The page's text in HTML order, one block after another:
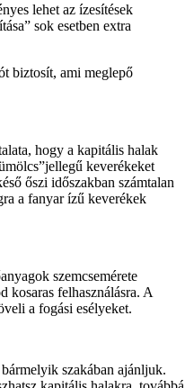
lehet az ízesítések
sok esetben extra
biztosít, ami meglepő
hogy a kapitális halak
keverékeket
őszi időszakban számtalan
a fanyar ízű keverékek
szemcsemérete
kosaras felhasználásra. A
a fogási esélyeket.
szakában ajánljuk.